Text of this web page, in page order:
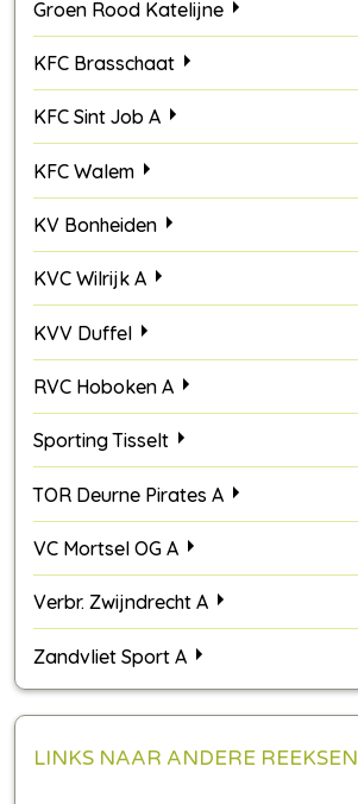
Groen Rood Katelijne
KFC Brasschaat
KFC Sint Job A
KFC Walem
KV Bonheiden
KVC Wilrijk A
KVV Duffel
RVC Hoboken A
Sporting Tisselt
TOR Deurne Pirates A
VC Mortsel OG A
Verbr. Zwijndrecht A
Zandvliet Sport A
LINKS NAAR ANDERE REEKSEN